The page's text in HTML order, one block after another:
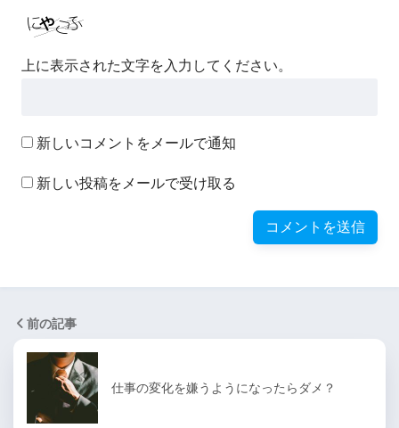
上に表示された文字を入力してください。
新しいコメントをメールで通知
新しい投稿をメールで受け取る
前の記事
仕事の変化を嫌うようになったらダメ？